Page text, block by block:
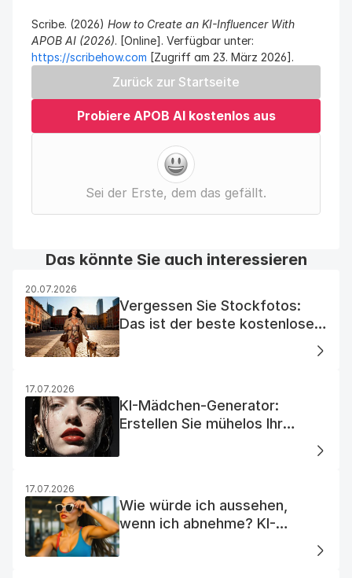
Scribe. (2026) How to Create an KI-Influencer With
APOB AI (2026)
https://scribehow.com [Zugriff am 23. März 2026].
Zurück zur Startseite
Probiere APOB AI kostenlos aus
Sei der Erste, dem das gefällt.
Das könnte Sie auch interessieren
20.07.2026
Vergessen Sie Stockfotos:
Das ist der beste kostenlose
17.07.2026
KI-Mädchen-Generator:
Erstellen Sie mühelos Ihr
17.07.2026
Wie würde ich aussehen,
wenn ich abnehme? KI-